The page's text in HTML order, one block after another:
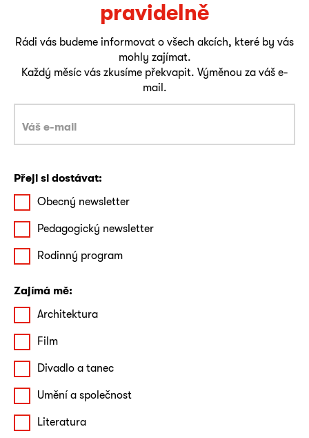
pravidelně
Rádi vás budeme informovat o všech akcích, které by vás
mohly zajímat.
Každý měsíc vás zkusíme překvapit. Výměnou za váš e-
mail.
Přeji si dostávat:
Obecný newsletter
Pedagogický newsletter
Rodinný program
Zajímá mě:
Architektura
Film
Divadlo a tanec
Umění a společnost
Literatura